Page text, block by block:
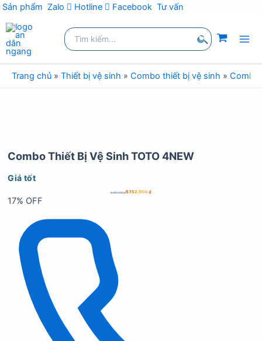
Sản phẩm Zalo Hotline Facebook Tư vấn
Nhảy
tới
nội
dung
Tìm
kiếm:
kiếm
Trang chủ » Thiết bị vệ sinh » Combo thiết bị vệ sinh » Combo
Combo Thiết Bị Vệ Sinh TOTO 4NEW
Giá tốt
6.185.000 ₫5.152.000₫
17% OFF